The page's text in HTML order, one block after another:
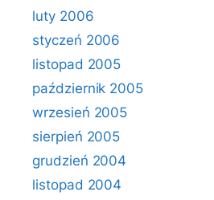
luty 2006
styczeń 2006
listopad 2005
październik 2005
wrzesień 2005
sierpień 2005
grudzień 2004
listopad 2004